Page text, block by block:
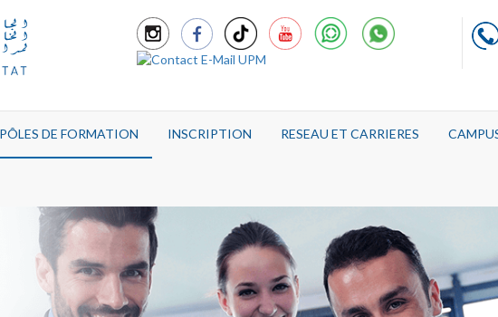
PÔLES DE FORMATION INSCRIPTION RESEAU ET CARRIERES